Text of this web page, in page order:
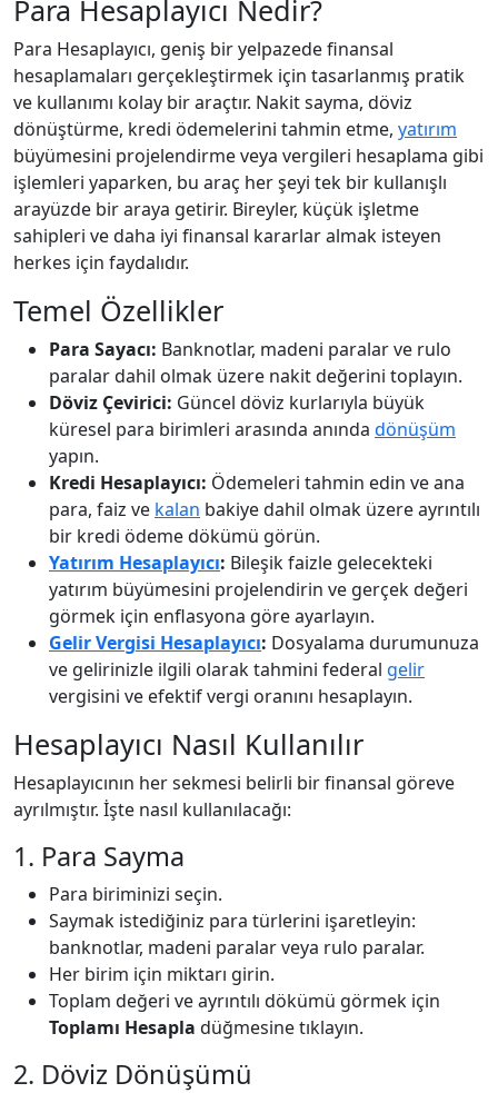
Para Hesaplayıcı Nedir?
Para Hesaplayıcı, geniş bir yelpazede finansal
hesaplamaları gerçekleştirmek için tasarlanmış pratik
ve kullanımı kolay bir araçtır. Nakit sayma, döviz
dönüştürme, kredi ödemelerini tahmin etme, yatırım
büyümesini projelendirme veya vergileri hesaplama gibi
işlemleri yaparken, bu araç her şeyi tek bir kullanışlı
arayüzde bir araya getirir. Bireyler, küçük işletme
sahipleri ve daha iyi finansal kararlar almak isteyen
herkes için faydalıdır.
Temel Özellikler
Para Sayacı: Banknotlar, madeni paralar ve rulo
paralar dahil olmak üzere nakit değerini toplayın.
Döviz Çevirici: Güncel döviz kurlarıyla büyük
küresel para birimleri arasında anında dönüşüm
yapın.
Kredi Hesaplayıcı: Ödemeleri tahmin edin ve ana
para, faiz ve kalan bakiye dahil olmak üzere ayrıntılı
bir kredi ödeme dökümü görün.
Yatırım Hesaplayıcı: Bileşik faizle gelecekteki
yatırım büyümesini projelendirin ve gerçek değeri
görmek için enflasyona göre ayarlayın.
Gelir Vergisi Hesaplayıcı: Dosyalama durumunuza
ve gelirinizle ilgili olarak tahmini federal gelir
vergisini ve efektif vergi oranını hesaplayın.
Hesaplayıcı Nasıl Kullanılır
Hesaplayıcının her sekmesi belirli bir finansal göreve
ayrılmıştır. İşte nasıl kullanılacağı:
1. Para Sayma
Para biriminizi seçin.
Saymak istediğiniz para türlerini işaretleyin:
banknotlar, madeni paralar veya rulo paralar.
Her birim için miktarı girin.
Toplam değeri ve ayrıntılı dökümü görmek için
Toplamı Hesapla düğmesine tıklayın.
2. Döviz Dönüşümü